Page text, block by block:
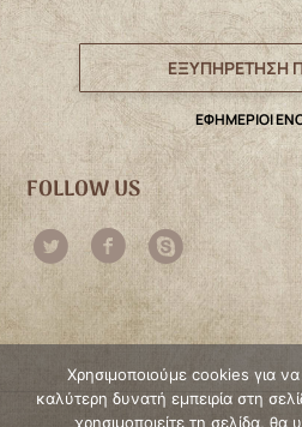
ΕΞΥΠΗΡΕΤΗΣΗ
ΕΦΗΜΕΡΙΟΙ
FOLLOW US
Χρησιμοποιούμε cookies για
καλύτερη δυνατή εμπειρία στη
χρησιμοποιείτε τη σελίδα,